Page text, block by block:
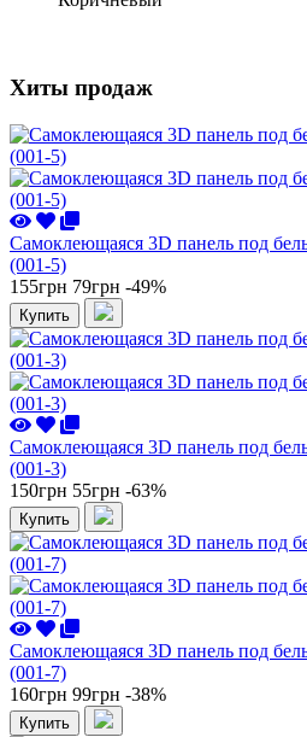
Хиты продаж
Самоклеющаяся 3D панель под
(001-5)
155грн 79грн -49%
Купить
Самоклеющаяся 3D панель под
(001-3)
150грн 55грн -63%
Купить
Самоклеющаяся 3D панель под
(001-7)
160грн 99грн -38%
Купить